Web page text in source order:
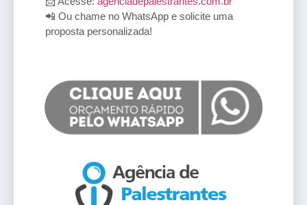
📲 Ou chame no WhatsApp e solicite uma
proposta personalizada!